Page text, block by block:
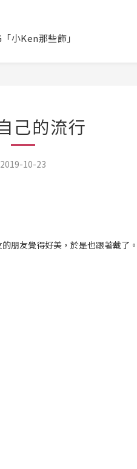
小Ken那些飾」
己的流行
2019-10-23
朋友覺得好美，於是也跟著戴